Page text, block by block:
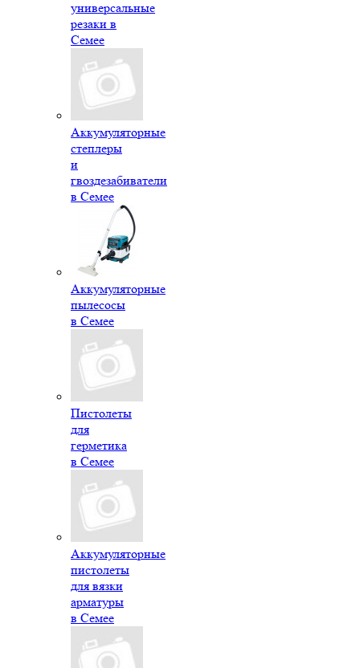
универсальные
резаки в
Семее
Аккумуляторные
степлеры
и
гвоздезабиватели
в Семее
Аккумуляторные
пылесосы
в Семее
Пистолеты
для
герметика
в Семее
Аккумуляторные
пистолеты
для вязки
арматуры
в Семее